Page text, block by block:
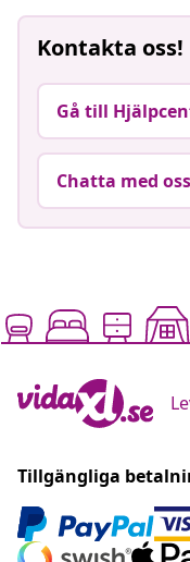
Kontakta oss!
Gå till
Chatta med oss
Tillgängliga